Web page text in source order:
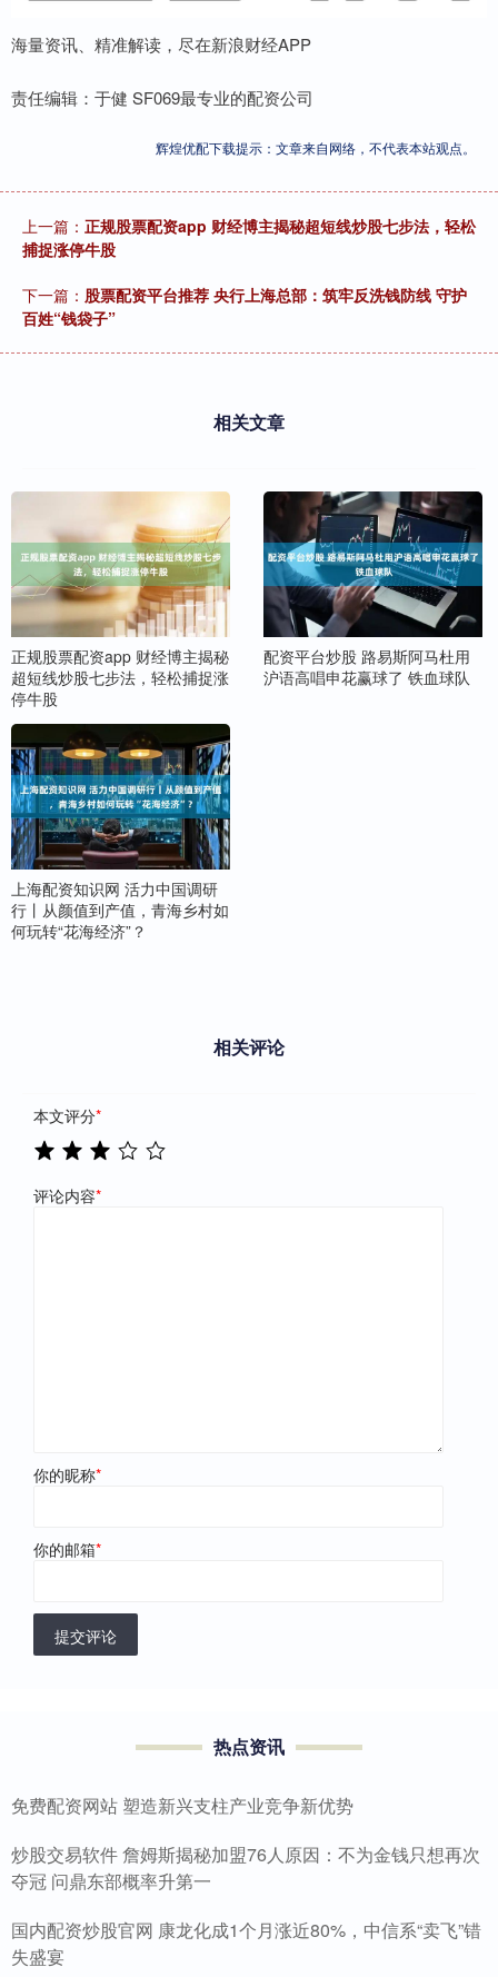
海量资讯、精准解读，尽在新浪财经APP
责任编辑：于健 SF069最专业的配资公司
辉煌优配下载提示：文章来自网络，不代表本站观点。
上一篇： 正规股票配资app 财经博主揭秘超短线炒股七步法，轻松
捕捉涨停牛股
下一篇： 股票配资平台推荐 央行上海总部：筑牢反洗钱防线 守护
百姓“钱袋子”
相关文章
正规股票配资app 财经博主揭秘
超短线炒股七步法，轻松捕捉涨
停牛股
配资平台炒股 路易斯阿马杜用
沪语高唱申花赢球了 铁血球队
上海配资知识网 活力中国调研
行丨从颜值到产值，青海乡村如
何玩转“花海经济”？
相关评论
本文评分*
评论内容*
你的昵称*
你的邮箱*
提交评论
热点资讯
免费配资网站 塑造新兴支柱产业竞争新优势
炒股交易软件 詹姆斯揭秘加盟76人原因：不为金钱只想再次
夺冠 问鼎东部概率升第一
国内配资炒股官网 康龙化成1个月涨近80%，中信系“卖飞”错
失盛宴